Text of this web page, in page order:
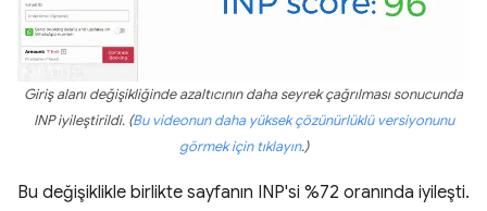
Giriş alanı değişikliğinde azaltıcının daha seyrek çağrılması sonucunda
INP iyileştirildi. (Bu videonun daha yüksek çözünürlüklü versiyonunu
görmek için tıklayın.)
Bu değişiklikle birlikte sayfanın INP'si %72 oranında iyileşti.